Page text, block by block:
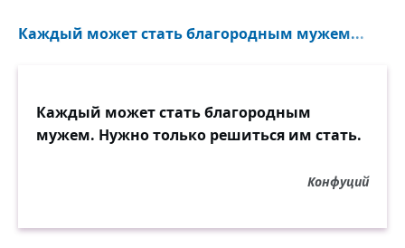
Каждый может стать благородным мужем...
Каждый может стать благородным
мужем. Нужно только решиться им стать.
Конфуций